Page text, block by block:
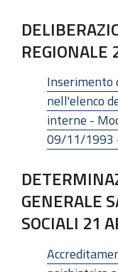
Inserimento
nell'elenco
interne -
09/11/1993
GENERALE
SOCIALI 21